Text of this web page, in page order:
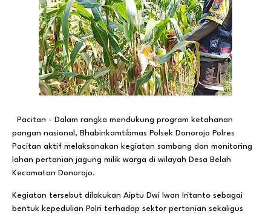
Pacitan - Dalam rangka mendukung program ketahanan
pangan nasional, Bhabinkamtibmas Polsek Donorojo Polres
Pacitan aktif melaksanakan kegiatan sambang dan monitoring
lahan pertanian jagung milik warga di wilayah Desa Belah
Kecamatan Donorojo.
Kegiatan tersebut dilakukan Aiptu Dwi Iwan Iritanto sebagai
bentuk kepedulian Polri terhadap sektor pertanian sekaligus